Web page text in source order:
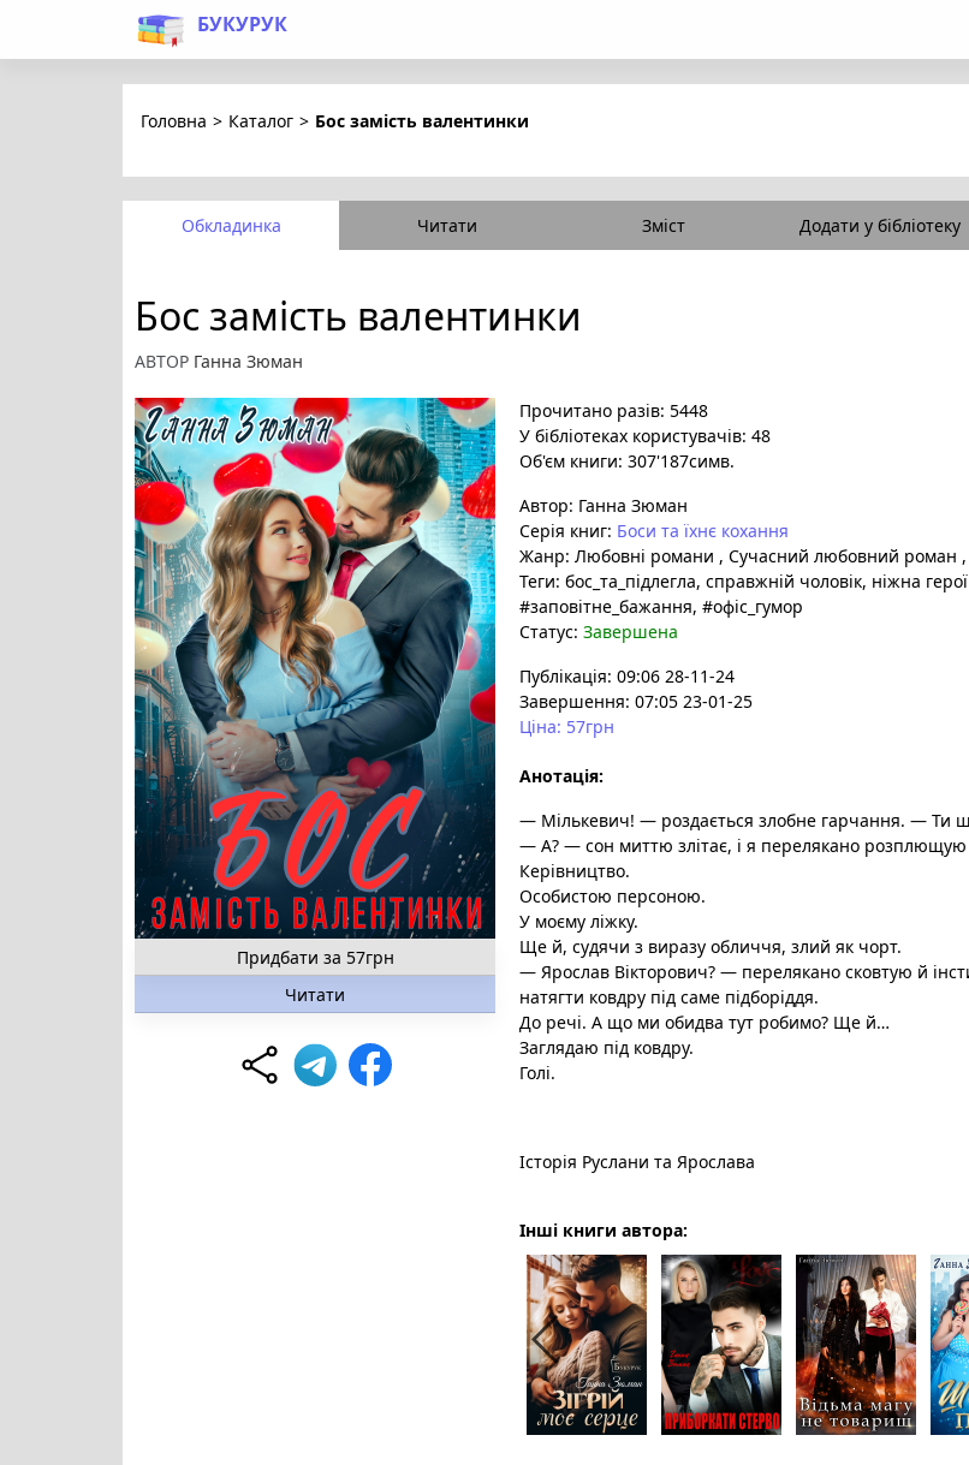
БУКУРУК
Головна > Каталог > Бос замість валентинки
Обкладинка Читати Зміст Додати у бібліотеку
Бос замість валентинки
АВТОР Ганна Зюман
Придбати за 57грн
Читати
Прочитано разів: 5448
У бібліотеках користувачів: 48
Об'єм книги: 307'187симв.
Автор: Ганна Зюман
Серія книг: Боси та їхнє кохання
Жанр: Любовні романи , Сучасний любовний роман ,
Теги: бос_та_підлегла, справжній чоловік, ніжна
#заповітне_бажання, #офіс_гумор
Статус: Завершена
Публікація: 09:06 28-11-24
Завершення: 07:05 23-01-25
Ціна: 57грн
Анотація:
— Мількевич! — роздається злобне гарчання. — Ти
— А? — сон миттю злітає, і я перелякано розплющую
Керівництво.
Особистою персоною.
У моєму ліжку.
Ще й, судячи з виразу обличчя, злий як чорт.
— Ярослав Вікторович? — перелякано сковтую й
натягти ковдру під саме підборіддя.
До речі. А що ми обидва тут робимо? Ще й…
Заглядаю під ковдру.
Голі.
Історія Руслани та Ярослава
Інші книги автора: